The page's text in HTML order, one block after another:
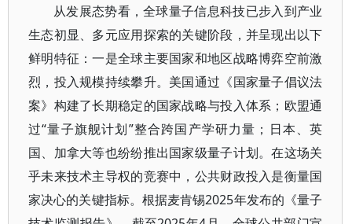
从发展态势看，全球量子信息科技已步入到产业
生态初显、多元应用探索的关键阶段，并呈现出以下
鲜明特征：一是全球主要国家和地区战略博弈空前激
烈，投入规模持续攀升。美国通过《国家量子倡议法
案》构建了长期稳定的国家战略与投入体系；欧盟通
过“量子旗舰计划”整合跨国产学研力量；日本、英
国、加拿大等也纷纷推出国家级量子计划。在这场关
乎未来技术主导权的竞赛中，公共财政投入是衡量国
家决心的关键指标。根据麦肯锡2025年发布的《量子